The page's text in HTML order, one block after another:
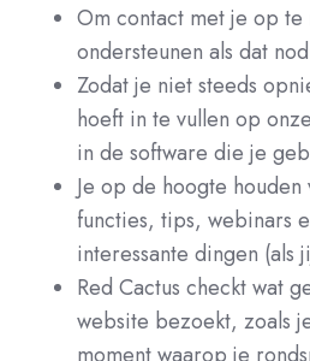
Om contact met je op te
ondersteunen als dat
Zodat je niet steeds
hoeft in te vullen op
in de software die je
Je op de hoogte
functies, tips, webinars
interessante dingen (als
Red Cactus checkt wat
website bezoekt, zoals
moment waarop je